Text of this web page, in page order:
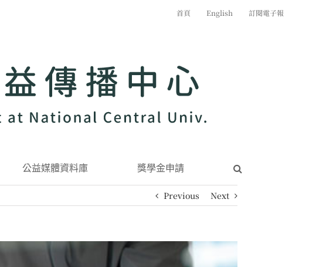
首頁 English 訂閱電子報
公益媒體資料庫 獎學金申請
Previous Next